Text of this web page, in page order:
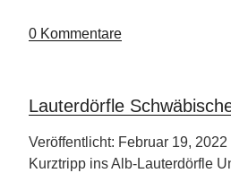
Ski
ab
auf
die
Piste“
0 Kommentare
Lauterdörfle
Veröffentlicht: Februar 19, 2022
Kurztripp ins Alb-Lauterdörfle